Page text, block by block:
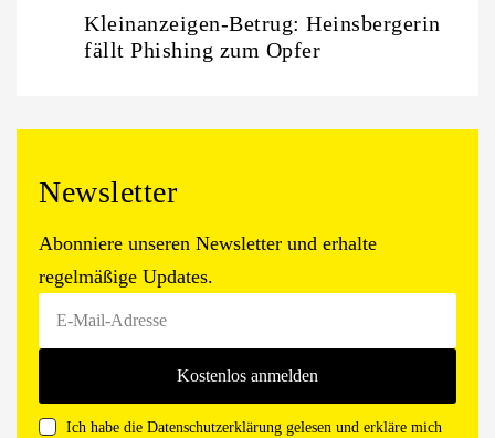
Kleinanzeigen-Betrug: Heinsbergerin
fällt Phishing zum Opfer
Newsletter
Abonniere unseren Newsletter und erhalte
regelmäßige Updates.
Ich habe die Datenschutzerklärung gelesen und erkläre mich